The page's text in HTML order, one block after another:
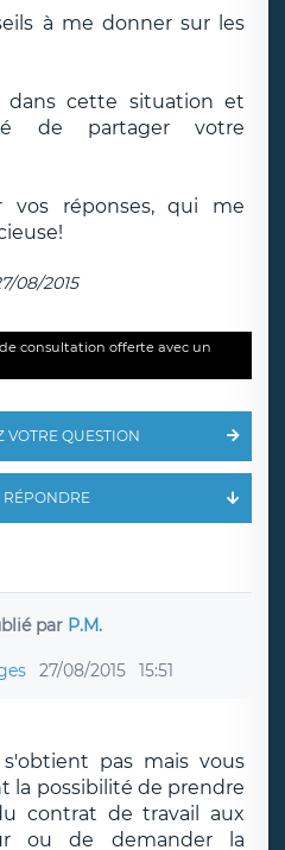
à me donner sur les
dans cette situation et
de partager votre
vos réponses, qui me
08/2015
consultation offerte avec un
VOTRE QUESTION
RÉPONDRE
par P.M.
27/08/2015 15:51
pas mais vous
la possibilité de prendre
contrat de travail aux
ou de demander la